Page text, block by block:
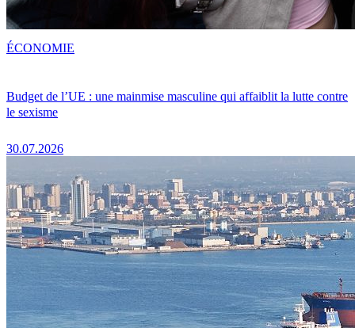
Budget de l’UE : une mainmise masculine qui affaiblit la lutte contre
le sexisme
30.07.2026
ÉCONOMIE